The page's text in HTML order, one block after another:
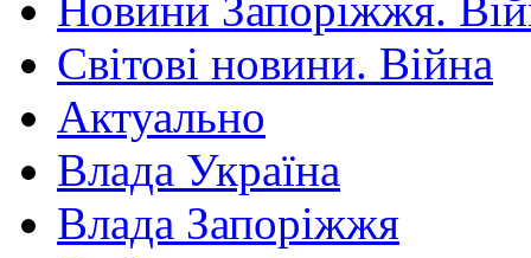
Новини Запоріжжя.
Світові новини. Війна
Актуально
Влада Україна
Влада Запоріжжя